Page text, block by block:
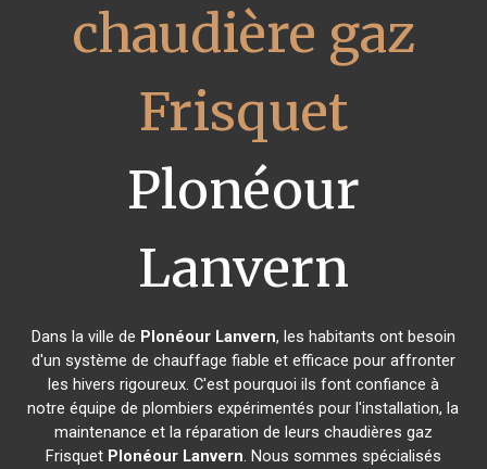
chaudière gaz
Frisquet
Plonéour
Lanvern
Dans la ville de Plonéour Lanvern, les habitants ont besoin
d'un système de chauffage fiable et efficace pour affronter
les hivers rigoureux. C'est pourquoi ils font confiance à
notre équipe de plombiers expérimentés pour l'installation, la
maintenance et la réparation de leurs chaudières gaz
Frisquet Plonéour Lanvern. Nous sommes spécialisés